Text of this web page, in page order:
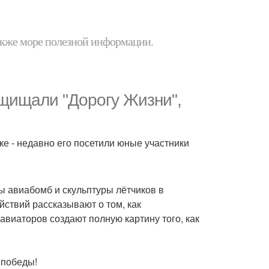
море полезной информации.
"Дорогу Жизни",
- недавно его посетили юные участники
и скульптуры лётчиков в
рассказывают о том, как
создают полную картину того, как